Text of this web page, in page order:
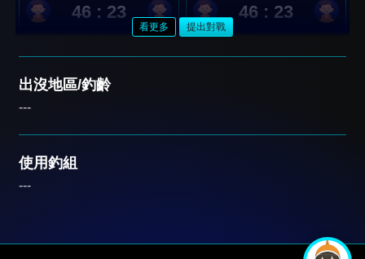
46 : 23 46 : 23
看更多 提出對戰
出沒地區/釣齡
---
使用釣組
---